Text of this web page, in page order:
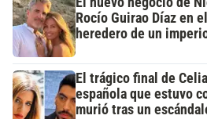
Rocío Guirao Díaz en
heredero de un
El trágico final de
española que estuvo
murió tras un